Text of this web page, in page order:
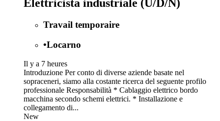
Elettricista industriale (U/D/N)
Travail temporaire
•Locarno
Il y a 7 heures
Introduzione Per conto di diverse aziende basate nel
sopraceneri, siamo alla costante ricerca del seguente profilo
professionale Responsabilità * Cablaggio elettrico bordo
macchina secondo schemi elettrici. * Installazione e
collegamento di...
New